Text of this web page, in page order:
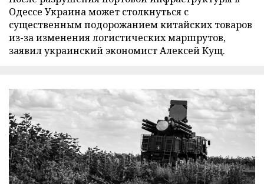
Одессе Украина может столкнуться с
существенным подорожанием китайских товаров
из-за изменения логистических маршрутов,
заявил украинский экономист Алексей Кущ.